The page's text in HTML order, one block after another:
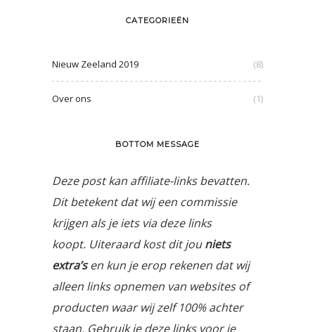
CATEGORIEËN
Nieuw Zeeland 2019 (8)
Over ons (1)
BOTTOM MESSAGE
Deze post kan affiliate-links bevatten.
Dit betekent dat wij een commissie
krijgen als je iets via deze links
koopt. Uiteraard kost dit jouniets
extra’sen kun je erop rekenen dat wij
alleen links opnemen van websites of
producten waar wij zelf 100% achter
staan. Gebruik je deze links voor je